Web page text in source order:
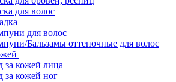
для волос
для волос
Бальзамы оттеночные для волос
за кожей лица
за кожей ног